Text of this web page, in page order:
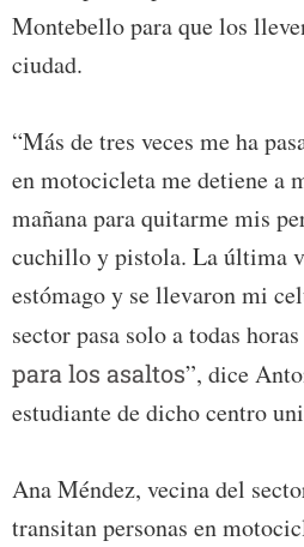
Montebello para que los
ciudad.
“Más de tres veces me ha
en motocicleta me detiene a
mañana para quitarme mis
cuchillo y pistola. La última
estómago y se llevaron mi
sector pasa solo a todas
para los asaltos”, dice
estudiante de dicho centro
Ana Méndez, vecina del
transitan personas en